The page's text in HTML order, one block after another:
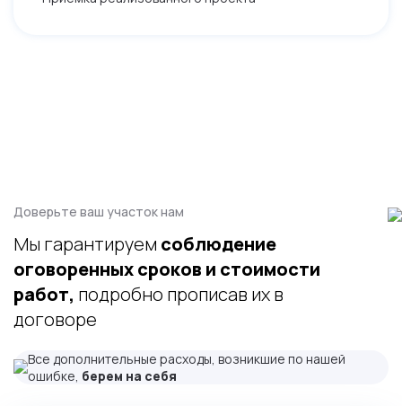
Доверьте ваш участок нам
Мы гарантируем соблюдение
оговоренных сроков и стоимости
работ, подробно прописав их в
договоре
Все дополнительные расходы, возникшие по нашей
ошибке, берем на себя